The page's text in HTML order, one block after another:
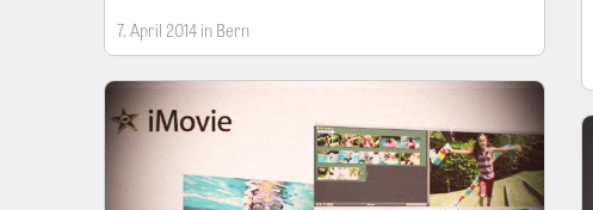
7. April 2014 in Bern